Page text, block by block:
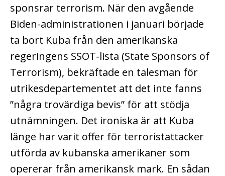
sponsrar terrorism. När den avgående
Biden-administrationen i januari började
ta bort Kuba från den amerikanska
regeringens SSOT-lista (State Sponsors of
Terrorism), bekräftade en talesman för
utrikesdepartementet att det inte fanns
”några trovärdiga bevis” för att stödja
utnämningen. Det ironiska är att Kuba
länge har varit offer för terroristattacker
utförda av kubanska amerikaner som
opererar från amerikansk mark. En sådan